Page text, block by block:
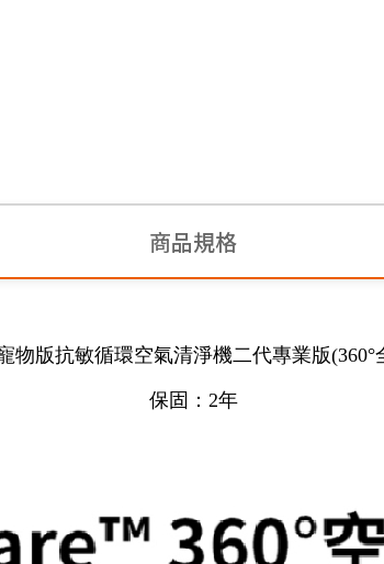
商品規格
物版抗敏循環空氣清淨機二代專業版(360°
保固：2年